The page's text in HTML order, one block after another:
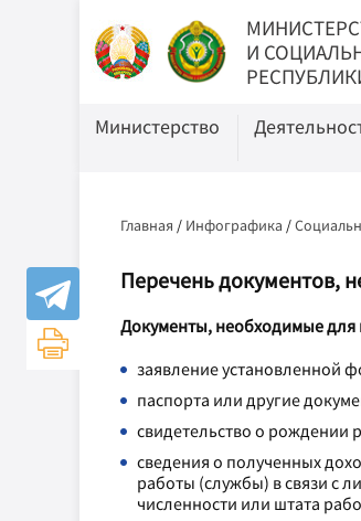
И
Министерство
Главная / Инфографика /
Перечень документов,
Документы, необходимые для
заявление установленной
паспорта или другие
свидетельство о рождении
сведения о полученных
работы (службы) в связи с
численности или штата